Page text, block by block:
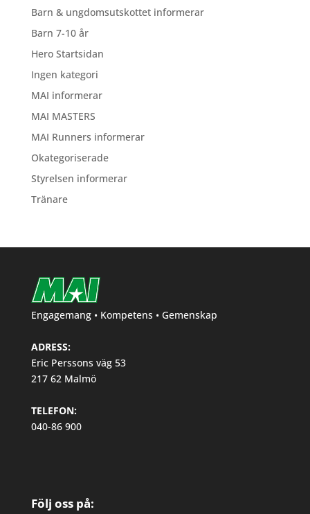
Barn & ungdomsutskottet informerar
Barn 7-10 år
Hero Startsidan
Ingen kategori
MAI informerar
MAI MASTERS
MAI Runners informerar
Okategoriserade
Styrelsen informerar
Tränare
Engagemang • Kompetens • Gemenskap
ADRESS:
Eric Perssons väg 53
217 62 Malmö
TELEFON:
040-86 900
Följ oss på: